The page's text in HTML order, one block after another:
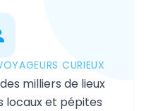
CURIEUX
milliers de lieux
locaux et pépites